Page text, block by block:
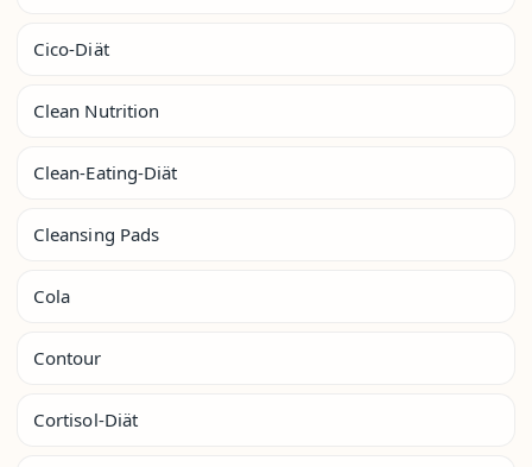
Cico-Diät
Clean Nutrition
Clean-Eating-Diät
Cleansing Pads
Cola
Contour
Cortisol-Diät